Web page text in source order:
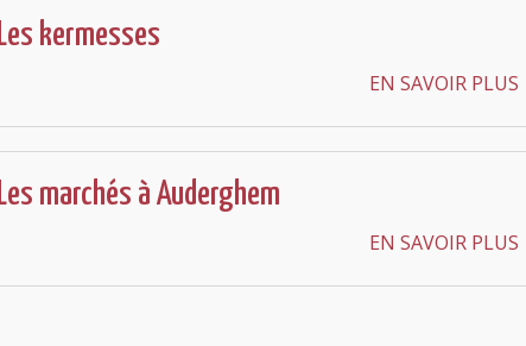
Les kermesses
EN SAVOIR PLUS
Les marchés à Auderghem
EN SAVOIR PLUS